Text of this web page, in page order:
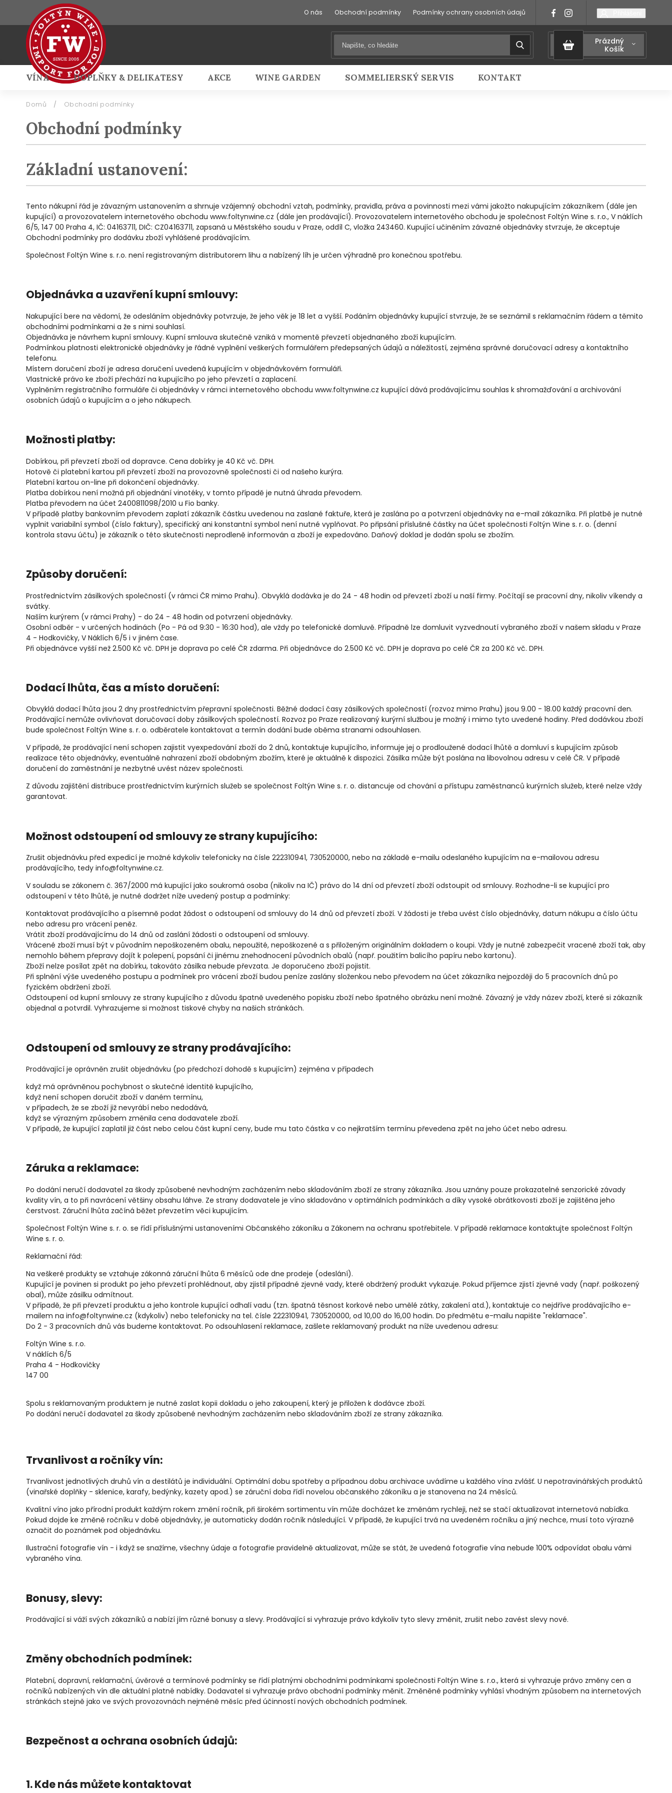
O nás Obchodní podmínky Podmínky ochrany osobních údajů
Prázdný
Košík
VÍNA DOPLŇKY & DELIKATESY AKCE WINE GARDEN SOMMELIERSKÝ SERVIS KONTAKT
Přihlášení
Domů / Obchodní podmínky
Obchodní podmínky
Základní ustanovení:
Tento nákupní řád je závazným ustanovením a shrnuje vzájemný obchodní vztah, podmínky, pravidla, práva a povinnosti mezi vámi jakožto nakupujícím zákazníkem (dále jen
kupující) a provozovatelem internetového obchodu www.foltynwine.cz (dále jen prodávající). Provozovatelem internetového obchodu je společnost Foltýn Wine s. r.o., V náklích
6/5, 147 00 Praha 4, IČ: 04163711, DIČ: CZ04163711, zapsaná u Městského soudu v Praze, oddíl C, vložka 243460. Kupující učiněním závazné objednávky stvrzuje, že akceptuje
Obchodní podmínky pro dodávku zboží vyhlášené prodávajícím.
Společnost Foltýn Wine s. r.o. není registrovaným distributorem lihu a nabízený líh je určen výhradně pro konečnou spotřebu.
Objednávka a uzavření kupní smlouvy:
Nakupující bere na vědomí, že odesláním objednávky potvrzuje, že jeho věk je 18 let a vyšší. Podáním objednávky kupující stvrzuje, že se seznámil s reklamačním řádem a těmito
obchodními podmínkami a že s nimi souhlasí.
Objednávka je návrhem kupní smlouvy. Kupní smlouva skutečně vzniká v momentě převzetí objednaného zboží kupujícím.
Podmínkou platnosti elektronické objednávky je řádné vyplnění veškerých formulářem předepsaných údajů a náležitostí, zejména správné doručovací adresy a kontaktního
telefonu.
Místem doručení zboží je adresa doručení uvedená kupujícím v objednávkovém formuláři.
Vlastnické právo ke zboží přechází na kupujícího po jeho převzetí a zaplacení.
Vyplněním registračního formuláře či objednávky v rámci internetového obchodu www.foltynwine.cz kupující dává prodávajícímu souhlas k shromažďování a archivování
osobních údajů o kupujícím a o jeho nákupech.
Možnosti platby:
Dobírkou, při převzetí zboží od dopravce. Cena dobírky je 40 Kč vč. DPH.
Hotově či platební kartou při převzetí zboží na provozovně společnosti či od našeho kurýra.
Platební kartou on-line při dokončení objednávky.
Platba dobírkou není možná při objednání vinotéky, v tomto případě je nutná úhrada převodem.
Platba převodem na účet 2400811098/2010 u Fio banky.
V případě platby bankovním převodem zaplatí zákazník částku uvedenou na zaslané faktuře, která je zaslána po a potvrzení objednávky na e-mail zákazníka. Při platbě je nutné
vyplnit variabilní symbol (číslo faktury), specifický ani konstantní symbol není nutné vyplňovat. Po připsání příslušné částky na účet společnosti Foltýn Wine s. r. o. (denní
kontrola stavu účtu) je zákazník o této skutečnosti neprodleně informován a zboží je expedováno. Daňový doklad je dodán spolu se zbožím.
Způsoby doručení:
Prostřednictvím zásilkových společností (v rámci ČR mimo Prahu). Obvyklá dodávka je do 24 - 48 hodin od převzetí zboží u naší firmy. Počítají se pracovní dny, nikoliv víkendy a
svátky.
Naším kurýrem (v rámci Prahy) - do 24 - 48 hodin od potvrzení objednávky.
Osobní odběr - v určených hodinách (Po - Pá od 9:30 - 16:30 hod), ale vždy po telefonické domluvě. Případně lze domluvit vyzvednoutí vybraného zboží v našem skladu v Praze
4 - Hodkovičky, V Náklích 6/5 i v jiném čase.
Při objednávce vyšší než 2.500 Kč vč. DPH je doprava po celé ČR zdarma. Při objednávce do 2.500 Kč vč. DPH je doprava po celé ČR za 200 Kč vč. DPH.
Dodací lhůta, čas a místo doručení:
Obvyklá dodací lhůta jsou 2 dny prostřednictvím přepravní společnosti. Běžné dodací časy zásilkových společností (rozvoz mimo Prahu) jsou 9.00 - 18.00 každý pracovní den.
Prodávající nemůže ovlivňovat doručovací doby zásilkových společností. Rozvoz po Praze realizovaný kurýrní službou je možný i mimo tyto uvedené hodiny. Před dodávkou zboží
bude společnost Foltýn Wine s. r. o. odběratele kontaktovat a termín dodání bude oběma stranami odsouhlasen.
V případě, že prodávající není schopen zajistit vyexpedování zboží do 2 dnů, kontaktuje kupujícího, informuje jej o prodloužené dodací lhůtě a domluví s kupujícím způsob
realizace této objednávky, eventuálně nahrazení zboží obdobným zbožím, které je aktuálně k dispozici. Zásilka může být poslána na libovolnou adresu v celé ČR. V případě
doručení do zaměstnání je nezbytné uvést název společnosti.
Z důvodu zajištění distribuce prostřednictvím kurýrních služeb se společnost Foltýn Wine s. r. o. distancuje od chování a přístupu zaměstnanců kurýrních služeb, které nelze vždy
garantovat.
Možnost odstoupení od smlouvy ze strany kupujícího:
Zrušit objednávku před expedicí je možné kdykoliv telefonicky na čísle 222310941, 730520000, nebo na základě e-mailu odeslaného kupujícím na e-mailovou adresu
prodávajícího, tedy info@foltynwine.cz.
V souladu se zákonem č. 367/2000 má kupující jako soukromá osoba (nikoliv na IČ) právo do 14 dní od převzetí zboží odstoupit od smlouvy. Rozhodne-li se kupující pro
odstoupení v této lhůtě, je nutné dodržet níže uvedený postup a podmínky:
Kontaktovat prodávajícího a písemně podat žádost o odstoupení od smlouvy do 14 dnů od převzetí zboží. V žádosti je třeba uvést číslo objednávky, datum nákupu a číslo účtu
nebo adresu pro vrácení peněz.
Vrátit zboží prodávajícímu do 14 dnů od zaslání žádosti o odstoupení od smlouvy.
Vrácené zboží musí být v původním nepoškozeném obalu, nepoužité, nepoškozené a s přiloženým originálním dokladem o koupi. Vždy je nutné zabezpečit vracené zboží tak, aby
nemohlo během přepravy dojít k polepení, popsání či jinému znehodnocení původních obalů (např. použitím balicího papíru nebo kartonu).
Zboží nelze posílat zpět na dobírku, takováto zásilka nebude převzata. Je doporučeno zboží pojistit.
Při splnění výše uvedeného postupu a podmínek pro vrácení zboží budou peníze zaslány složenkou nebo převodem na účet zákazníka nejpozději do 5 pracovních dnů po
fyzickém obdržení zboží.
Odstoupení od kupní smlouvy ze strany kupujícího z důvodu špatně uvedeného popisku zboží nebo špatného obrázku není možné. Závazný je vždy název zboží, které si zákazník
objednal a potvrdil. Vyhrazujeme si možnost tiskové chyby na našich stránkách.
Odstoupení od smlouvy ze strany prodávajícího:
Prodávající je oprávněn zrušit objednávku (po předchozí dohodě s kupujícím) zejména v případech
když má oprávněnou pochybnost o skutečné identitě kupujícího,
když není schopen doručit zboží v daném termínu,
v případech, že se zboží již nevyrábí nebo nedodává,
když se výrazným způsobem změnila cena dodavatele zboží.
V případě, že kupující zaplatil již část nebo celou část kupní ceny, bude mu tato částka v co nejkratším termínu převedena zpět na jeho účet nebo adresu.
Záruka a reklamace:
Po dodání neručí dodavatel za škody způsobené nevhodným zacházením nebo skladováním zboží ze strany zákazníka. Jsou uznány pouze prokazatelné senzorické závady
kvality vín, a to při navrácení většiny obsahu láhve. Ze strany dodavatele je víno skladováno v optimálních podmínkách a díky vysoké obrátkovosti zboží je zajištěna jeho
čerstvost. Záruční lhůta začíná běžet převzetím věci kupujícím.
Společnost Foltýn Wine s. r. o. se řídí příslušnými ustanoveními Občanského zákoníku a Zákonem na ochranu spotřebitele. V případě reklamace kontaktujte společnost Foltýn
Wine s. r. o.
Reklamační řád:
Na veškeré produkty se vztahuje zákonná záruční lhůta 6 měsíců ode dne prodeje (odeslání).
Kupující je povinen si produkt po jeho převzetí prohlédnout, aby zjistil případné zjevné vady, které obdržený produkt vykazuje. Pokud příjemce zjistí zjevné vady (např. poškozený
obal), může zásilku odmítnout.
V případě, že při převzetí produktu a jeho kontrole kupující odhalí vadu (tzn. špatná těsnost korkové nebo umělé zátky, zakalení atd.), kontaktuje co nejdříve prodávajícího e-
mailem na info@foltynwine.cz (kdykoliv) nebo telefonicky na tel. čísle 222310941, 730520000, od 10,00 do 16,00 hodin. Do předmětu e-mailu napište "reklamace".
Do 2 - 3 pracovních dnů vás budeme kontaktovat. Po odsouhlasení reklamace, zašlete reklamovaný produkt na níže uvedenou adresu:
Foltýn Wine s. r.o.
V náklích 6/5
Praha 4 - Hodkovičky
147 00
Spolu s reklamovaným produktem je nutné zaslat kopii dokladu o jeho zakoupení, který je přiložen k dodávce zboží.
Po dodání neručí dodavatel za škody způsobené nevhodným zacházením nebo skladováním zboží ze strany zákazníka.
Trvanlivost a ročníky vín:
Trvanlivost jednotlivých druhů vín a destilátů je individuální. Optimální dobu spotřeby a případnou dobu archivace uvádíme u každého vína zvlášť. U nepotravinářských produktů
(vinařské doplňky - sklenice, karafy, bedýnky, kazety apod.) se záruční doba řídí novelou občanského zákoníku a je stanovena na 24 měsíců.
Kvalitní víno jako přírodní produkt každým rokem změní ročník, při širokém sortimentu vín může docházet ke změnám rychleji, než se stačí aktualizovat internetová nabídka.
Pokud dojde ke změně ročníku v době objednávky, je automaticky dodán ročník následující. V případě, že kupující trvá na uvedeném ročníku a jiný nechce, musí toto výrazně
označit do poznámek pod objednávku.
Ilustrační fotografie vín - i když se snažíme, všechny údaje a fotografie pravidelně aktualizovat, může se stát, že uvedená fotografie vína nebude 100% odpovídat obalu vámi
vybraného vína.
Bonusy, slevy:
Prodávající si váží svých zákazníků a nabízí jím různé bonusy a slevy. Prodávající si vyhrazuje právo kdykoliv tyto slevy změnit, zrušit nebo zavést slevy nové.
Změny obchodních podmínek:
Platební, dopravní, reklamační, úvěrové a termínové podmínky se řídí platnými obchodními podmínkami společnosti Foltýn Wine s. r.o., která si vyhrazuje právo změny cen a
ročníků nabízených vín dle aktuální platné nabídky. Dodavatel si vyhrazuje právo obchodní podmínky měnit. Změněné podmínky vyhlásí vhodným způsobem na internetových
stránkách stejně jako ve svých provozovnách nejméně měsíc před účinností nových obchodních podmínek.
Bezpečnost a ochrana osobních údajů:
1. Kde nás můžete kontaktovat